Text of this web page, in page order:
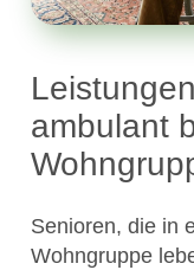
ambulant
Senioren, die in
Wohngruppe